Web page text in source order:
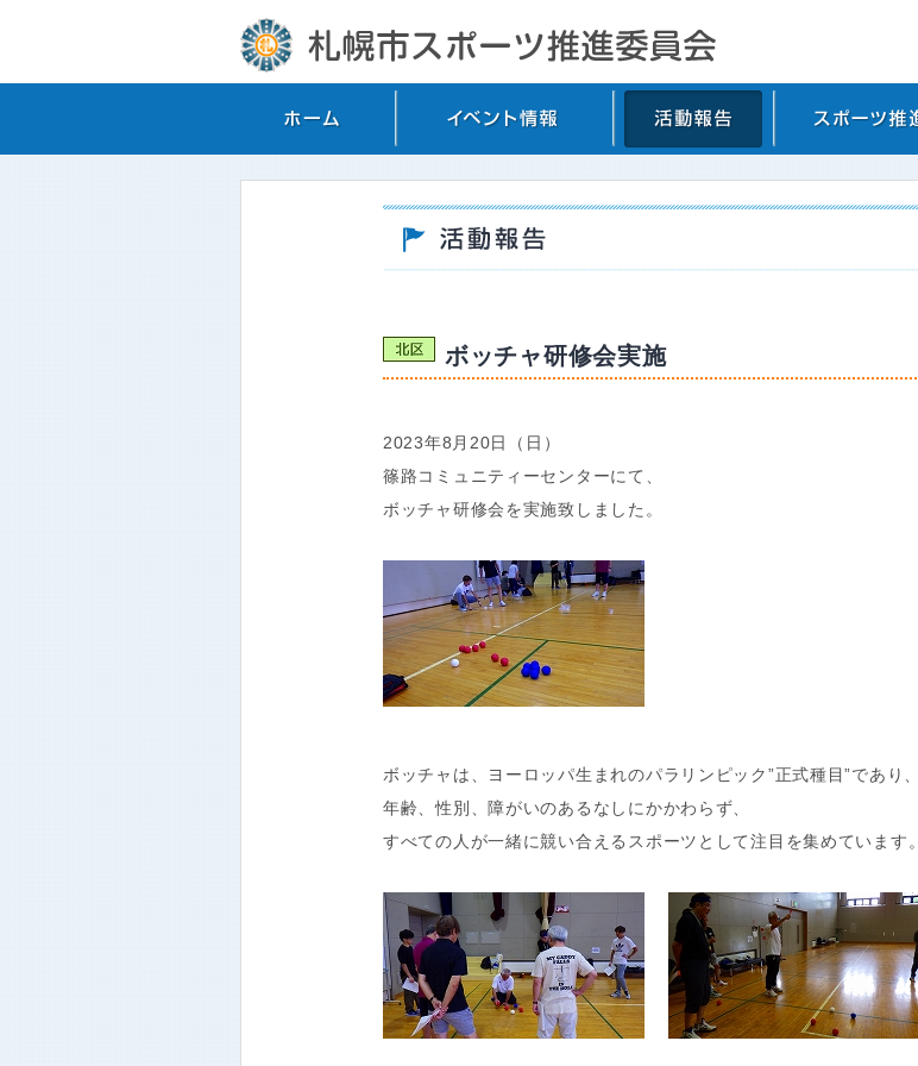
ボッチャ研修会実施
2023年8月20日（日）
篠路コミュニティーセンターにて、
ボッチャ研修会を実施致しました。
ボッチャは、ヨーロッパ生まれのパラリンピック”正式種目”であり、
年齢、性別、障がいのあるなしにかかわらず、
すべての人が一緒に競い合えるスポーツとして注目を集めています。